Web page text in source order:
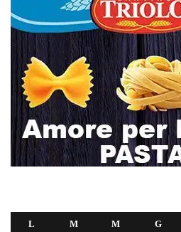
L M M G